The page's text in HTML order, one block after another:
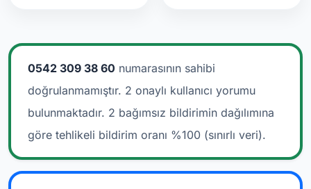
0542 309 38 60 numarasının sahibi
doğrulanmamıştır. 2 onaylı kullanıcı yorumu
bulunmaktadır. 2 bağımsız bildirimin dağılımına
göre tehlikeli bildirim oranı %100 (sınırlı veri).